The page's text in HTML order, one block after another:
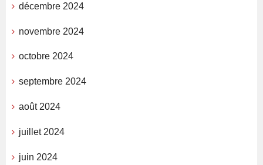
décembre 2024
novembre 2024
octobre 2024
septembre 2024
août 2024
juillet 2024
juin 2024